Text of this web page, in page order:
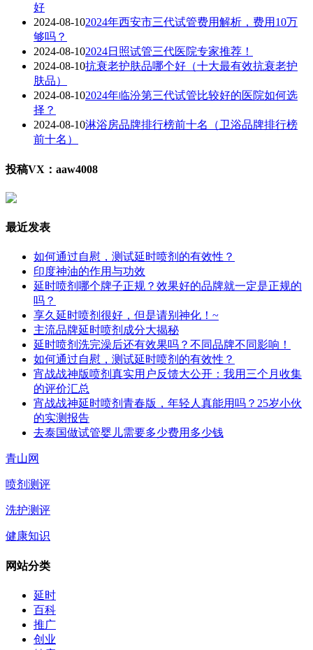
好
2024-08-102024年西安市三代试管费用解析，费用10万
够吗？
2024-08-102024日照试管三代医院专家推荐！
2024-08-10抗衰老护肤品哪个好（十大最有效抗衰老护
肤品）
2024-08-102024年临汾第三代试管比较好的医院如何选
择？
2024-08-10淋浴房品牌排行榜前十名（卫浴品牌排行榜
前十名）
投稿VX：aaw4008
最近发表
如何通过自慰，测试延时喷剂的有效性？
印度神油的作用与功效
延时喷剂哪个牌子正规？效果好的品牌就一定是正规的
吗？
享久延时喷剂很好，但是请别神化！~
主流品牌延时喷剂成分大揭秘
延时喷剂洗完澡后还有效果吗？不同品牌不同影响！
如何通过自慰，测试延时喷剂的有效性？
宵战战神版喷剂真实用户反馈大公开：我用三个月收集
的评价汇总
宵战战神延时喷剂青春版，年轻人真能用吗？25岁小伙
的实测报告
去泰国做试管婴儿需要多少费用多少钱
青山网
喷剂测评
洗护测评
健康知识
网站分类
延时
百科
推广
创业